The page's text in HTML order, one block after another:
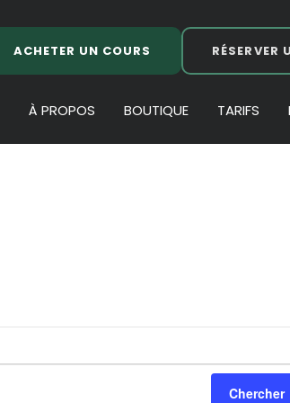
ACHETER UN COURS RÉSERVER
À PROPOS BOUTIQUE TARIFS
Chercher